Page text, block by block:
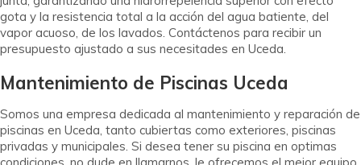
gota y la resistencia total a la acción del agua batiente, del
vapor acuoso, de los lavados. Contáctenos para recibir un
presupuesto ajustado a sus necesitades en Uceda.
Mantenimiento de Piscinas Uceda
Somos una empresa dedicada al mantenimiento y reparación de
piscinas en Uceda, tanto cubiertas como exteriores, piscinas
privadas y municipales. Si desea tener su piscina en optimas